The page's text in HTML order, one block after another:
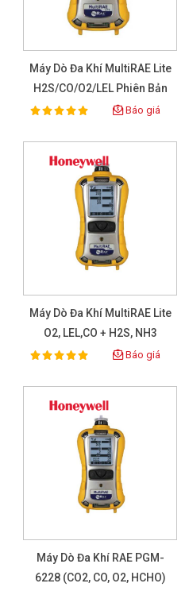
Máy Dò Đa Khí MultiRAE Lite
H2S/CO/O2/LEL Phiên Bản
Có Bơm
Rating:
100% Báo giá
Máy Dò Đa Khí MultiRAE Lite
O2, LEL,CO + H2S, NH3
Rating:
100% Báo giá
Máy Dò Đa Khí RAE PGM-
6228 (CO2, CO, O2, HCHO)